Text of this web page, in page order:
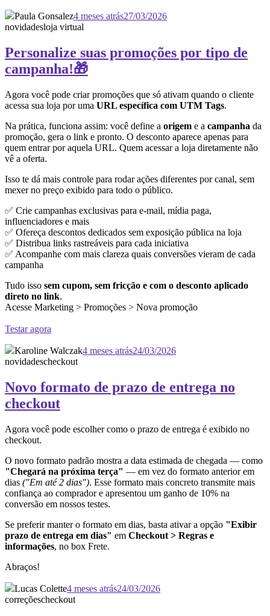
Paula Gonsalez4 meses atrás27/03/2026
novidadesloja virtual
Personalize suas promoções por tipo de
campanha!🎁
Agora você pode criar promoções que só ativam quando o cliente
acessa sua loja por uma URL específica com UTM Tags.
Na prática, funciona assim: você define a origem e a campanha da
promoção, gera o link e pronto. O desconto aparece apenas para
quem entrar por aquela URL. Quem acessar a loja diretamente não
vê a oferta.
Isso te dá mais controle para rodar ações diferentes por canal, sem
mexer no preço exibido para todo o público.
✅ Crie campanhas exclusivas para e-mail, mídia paga,
influenciadores e mais
✅ Ofereça descontos dedicados sem exposição pública na loja
✅ Distribua links rastreáveis para cada iniciativa
✅ Acompanhe com mais clareza quais conversões vieram de cada
campanha
Tudo isso sem cupom, sem fricção e com o desconto aplicado
direto no link.
Acesse Marketing > Promoções > Nova promoção
Testar agora
Karoline Walczak4 meses atrás24/03/2026
novidadescheckout
Novo formato de prazo de entrega no
checkout
Agora você pode escolher como o prazo de entrega é exibido no
checkout.
O novo formato padrão mostra a data estimada de chegada — como
"Chegará na próxima terça" — em vez do formato anterior em
dias ("Em até 2 dias"). Esse formato mais concreto transmite mais
confiança ao comprador e apresentou um ganho de 10% na
conversão em nossos testes.
Se preferir manter o formato em dias, basta ativar a opção "Exibir
prazo de entrega em dias" em Checkout > Regras e
informações, no box Frete.
Abraços!
Lucas Colette4 meses atrás24/03/2026
correçõescheckout